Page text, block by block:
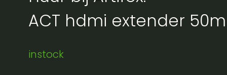
ACT hdmi extender
instock